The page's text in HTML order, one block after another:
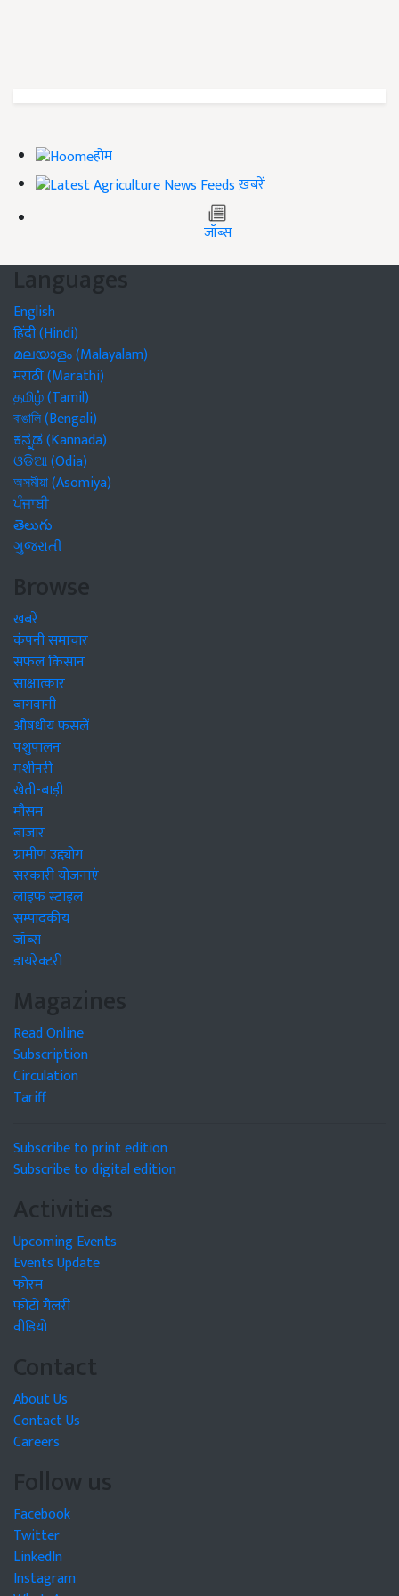
होम
ख़बरें
जॉब्स
Languages
English
हिंदी (Hindi)
മലയാളം (Malayalam)
मराठी (Marathi)
தமிழ் (Tamil)
বাঙালি (Bengali)
ಕನ್ನಡ (Kannada)
ଓଡିଆ (Odia)
অসমীয়া (Asomiya)
ਪੰਜਾਬੀ
తెలుగు
ગુજરાતી
Browse
खबरें
कंपनी समाचार
सफल किसान
साक्षात्कार
बागवानी
औषधीय फसलें
पशुपालन
मशीनरी
खेती-बाड़ी
मौसम
बाजार
ग्रामीण उद्द्योग
सरकारी योजनाएं
लाइफ स्टाइल
सम्पादकीय
जॉब्स
डायरेक्टरी
Magazines
Read Online
Subscription
Circulation
Tariff
Subscribe to print edition
Subscribe to digital edition
Activities
Upcoming Events
Events Update
फोरम
फोटो गैलरी
वीडियो
Contact
About Us
Contact Us
Careers
Follow us
Facebook
Twitter
LinkedIn
Instagram